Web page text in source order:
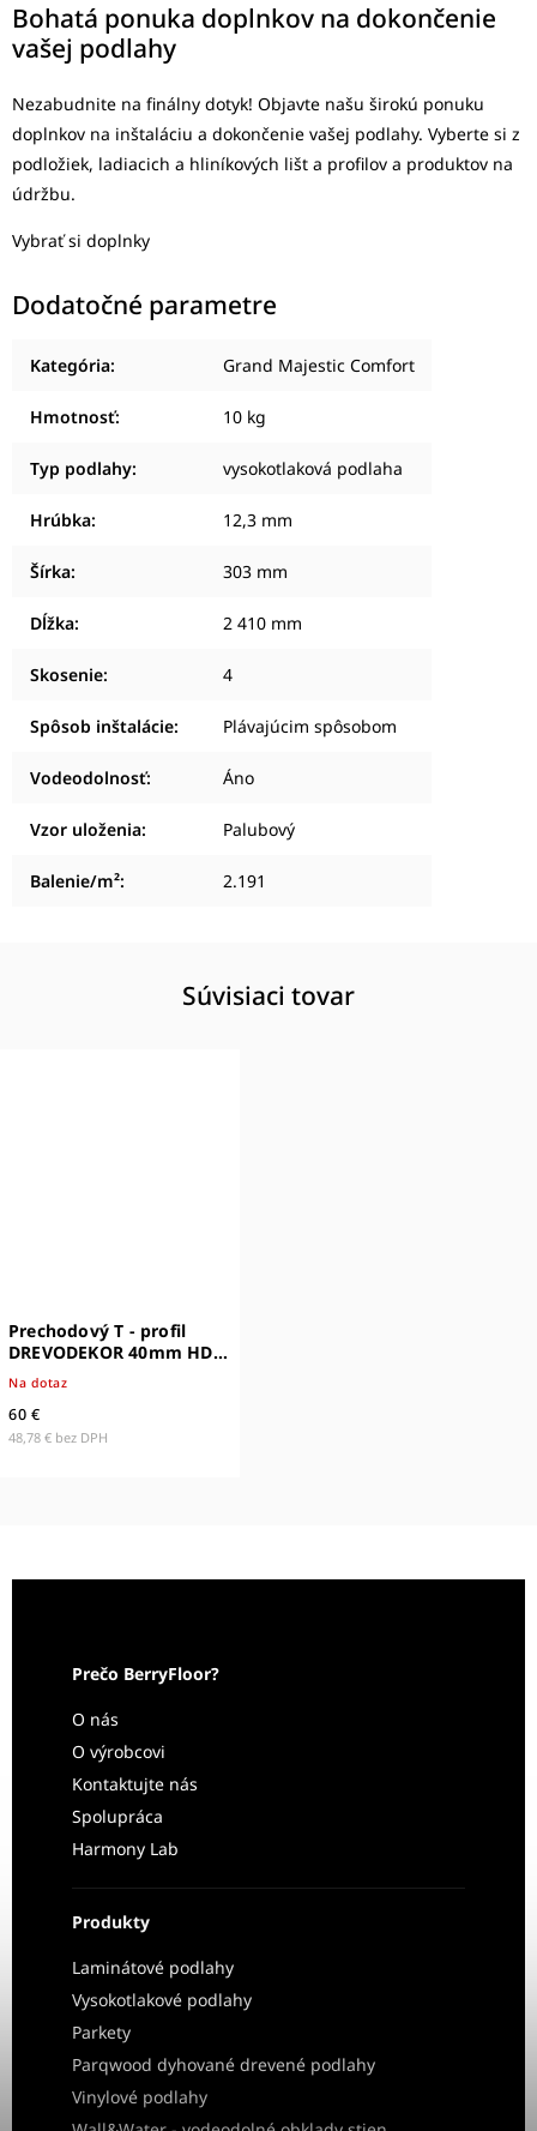
Bohatá ponuka doplnkov na dokončenie
vašej podlahy
Nezabudnite na finálny dotyk! Objavte našu širokú ponuku
doplnkov na inštaláciu a dokončenie vašej podlahy. Vyberte si z
podložiek, ladiacich a hliníkových lišt a profilov a produktov na
údržbu.
Vybrať si doplnky
Dodatočné parametre
Kategória: Grand Majestic Comfort
Hmotnosť: 10 kg
Typ podlahy: vysokotlaková podlaha
Hrúbka: 12,3 mm
Šírka: 303 mm
Dĺžka: 2 410 mm
Skosenie: 4
Spôsob inštalácie: Plávajúcim spôsobom
Vodeodolnosť: Áno
Vzor uloženia: Palubový
Balenie/m²: 2.191
Súvisiaci tovar
Prechodový T - profil
DREVODEKOR 40mm HDF
(100% zhodná s dekórom)
Na dotaz
48,78 € bez DPH
60 €
Prečo BerryFloor?
O nás
O výrobcovi
Kontaktujte nás
Spolupráca
Harmony Lab
Produkty
Laminátové podlahy
Vysokotlakové podlahy
Parkety
Parqwood dyhované drevené podlahy
Vinylové podlahy